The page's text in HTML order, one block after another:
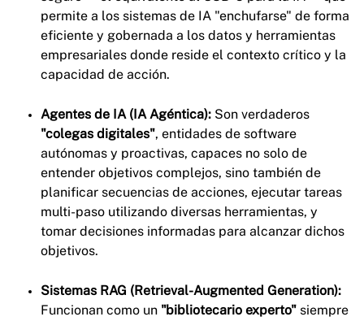
permite a los sistemas de IA "enchufarse" de forma
eficiente y gobernada a los datos y herramientas
empresariales donde reside el contexto crítico y la
capacidad de acción.
Agentes de IA (IA Agéntica): Son verdaderos
"colegas digitales", entidades de software
autónomas y proactivas, capaces no solo de
entender objetivos complejos, sino también de
planificar secuencias de acciones, ejecutar tareas
multi-paso utilizando diversas herramientas, y
tomar decisiones informadas para alcanzar dichos
objetivos.
Sistemas RAG (Retrieval-Augmented Generation):
Funcionan como un "bibliotecario experto" siempre